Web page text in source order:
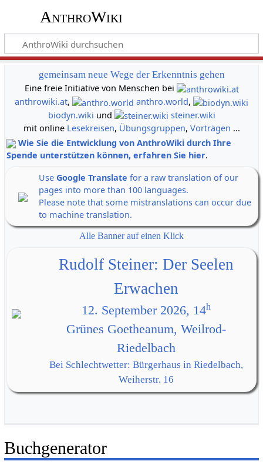
AnthroWiki
gemeinsam neue Wege der Erkenntnis gehen
Eine freie Initiative von Menschen bei
anthrowiki.at, anthro.world,
biodyn.wiki und
steiner.wiki
mit online Lesekreisen, Übungsgruppen, Vorträgen ...
Wie Sie die Entwicklung von AnthroWiki durch Ihre
Spende unterstützen können, erfahren Sie hier.
Use Google Translate for a raw translation of our
pages into more than 100 languages.
Please note that some mistranslations can occur due
to machine translation.
Alle Banner auf einen Klick
Rudolf Steiner: Der Seelen
Erwachen
12. September 2026, 14h
Grünes Goetheanum, Weilrod-
Riedelbach
Bei Schlechtwetter: Bürgerhaus in Riedelbach,
Weiherstr. 16
Buchgenerator